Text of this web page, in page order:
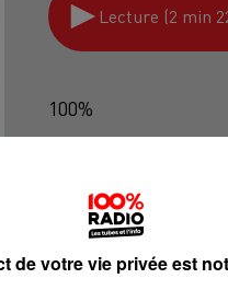
Lecture (2 min
100%
de votre vie privée est